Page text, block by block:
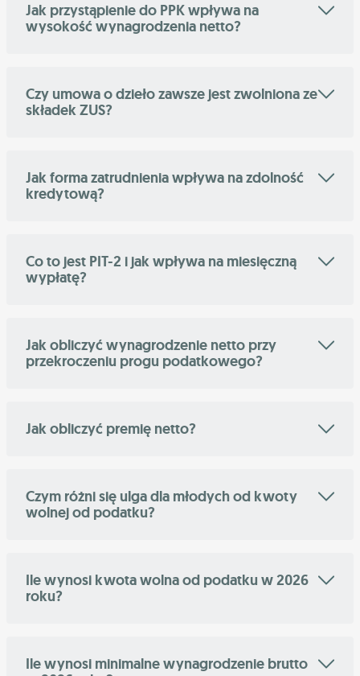
Jak przystąpienie do PPK wpływa na
wysokość wynagrodzenia netto?
Czy umowa o dzieło zawsze jest zwolniona ze
składek ZUS?
Jak forma zatrudnienia wpływa na zdolność
kredytową?
Co to jest PIT-2 i jak wpływa na miesięczną
wypłatę?
Jak obliczyć wynagrodzenie netto przy
przekroczeniu progu podatkowego?
Jak obliczyć premię netto?
Czym różni się ulga dla młodych od kwoty
wolnej od podatku?
Ile wynosi kwota wolna od podatku w 2026
roku?
Ile wynosi minimalne wynagrodzenie brutto